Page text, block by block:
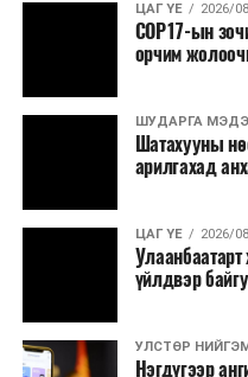
шийдвэртэйгээс
тэмдэглэлт
Урьдчилан
тушаалтны
томилолт,
Зайлшгүй
тавилга,
Батлан
Хуулиар заавал
ЦАГ ҮЕ 2026/
COP17-ын
орчим
ШУДАРГА
Шатахууны
арилгахад
ЦАГ ҮЕ 2026/
үйлдвэр
УЛСТӨР НИЙГЭМ
Нэгдүгээр